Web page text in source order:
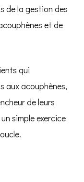
de la gestion des
et de
qui
aux acouphènes,
de leurs
simple exercice